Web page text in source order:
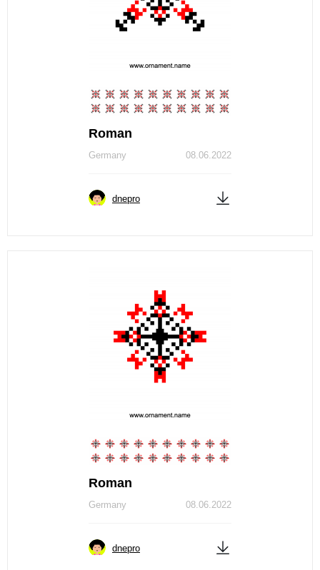
Roman
08.06.2022
Germany
dnepro
Roman
08.06.2022
Germany
dnepro